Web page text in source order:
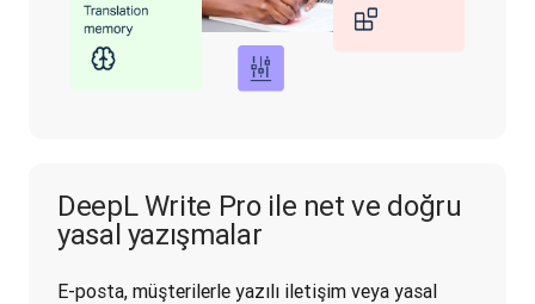
DeepL Write Pro ile net ve doğru
yasal yazışmalar
E-posta, müşterilerle yazılı iletişim veya yasal